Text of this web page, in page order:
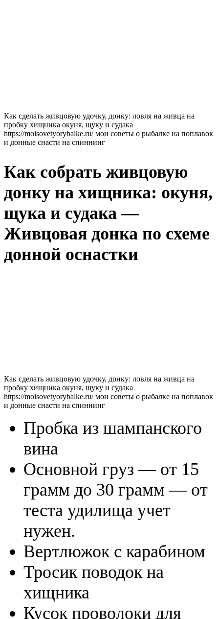
Как сделать живцовую удочку, донку: ловля на живца на
пробку хищника окуня, щуку и судака
https://moisovetyorybalke.ru/ мои советы о рыбалке на поплавок
и донные снасти на спиннинг
Как собрать живцовую
донку на хищника: окуня,
щука и судака —
Живцовая донка по схеме
донной оснастки
Как сделать живцовую удочку, донку: ловля на живца на
пробку хищника окуня, щуку и судака
https://moisovetyorybalke.ru/ мои советы о рыбалке на поплавок
и донные снасти на спиннинг
Пробка из шампанского
вина
Основной груз — от 15
грамм до 30 грамм — от
теста удилища учет
нужен.
Вертлюжок с карабином
Тросик поводок на
хищника
Кусок проволоки для